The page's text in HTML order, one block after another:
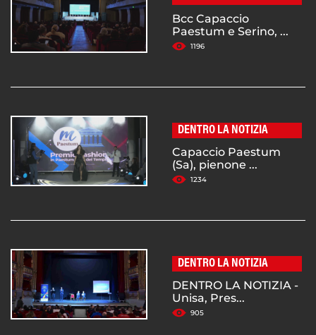
Bcc Capaccio
Paestum e Serino, ...
1196
DENTRO LA NOTIZIA
Capaccio Paestum
(Sa), pienone ...
1234
DENTRO LA NOTIZIA
DENTRO LA NOTIZIA -
Unisa, Pres...
905